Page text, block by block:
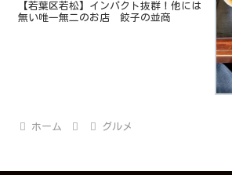
【若葉区若松】インパクト抜群！他には
無い唯一無二のお店 餃子の並商
ホーム グルメ